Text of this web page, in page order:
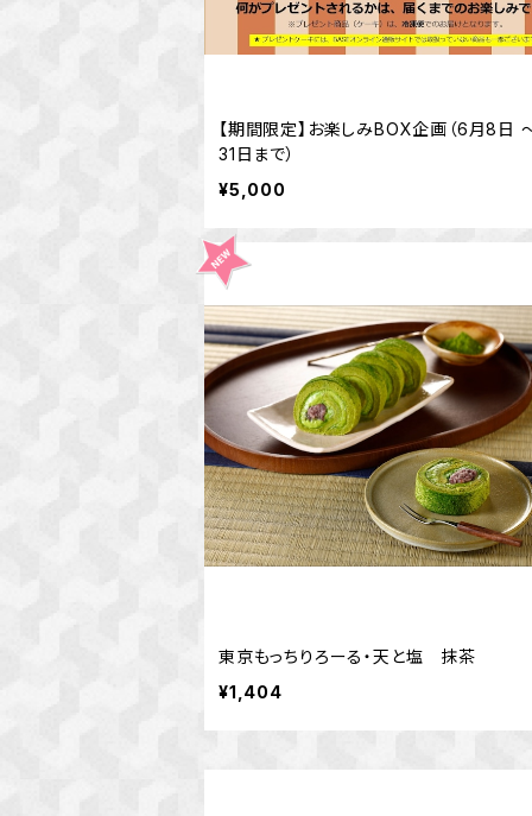
【期間限定】お楽しみBOX企画（6月8日
31日まで）
¥5,000
東京もっちりろーる・天と塩 抹茶
¥1,404